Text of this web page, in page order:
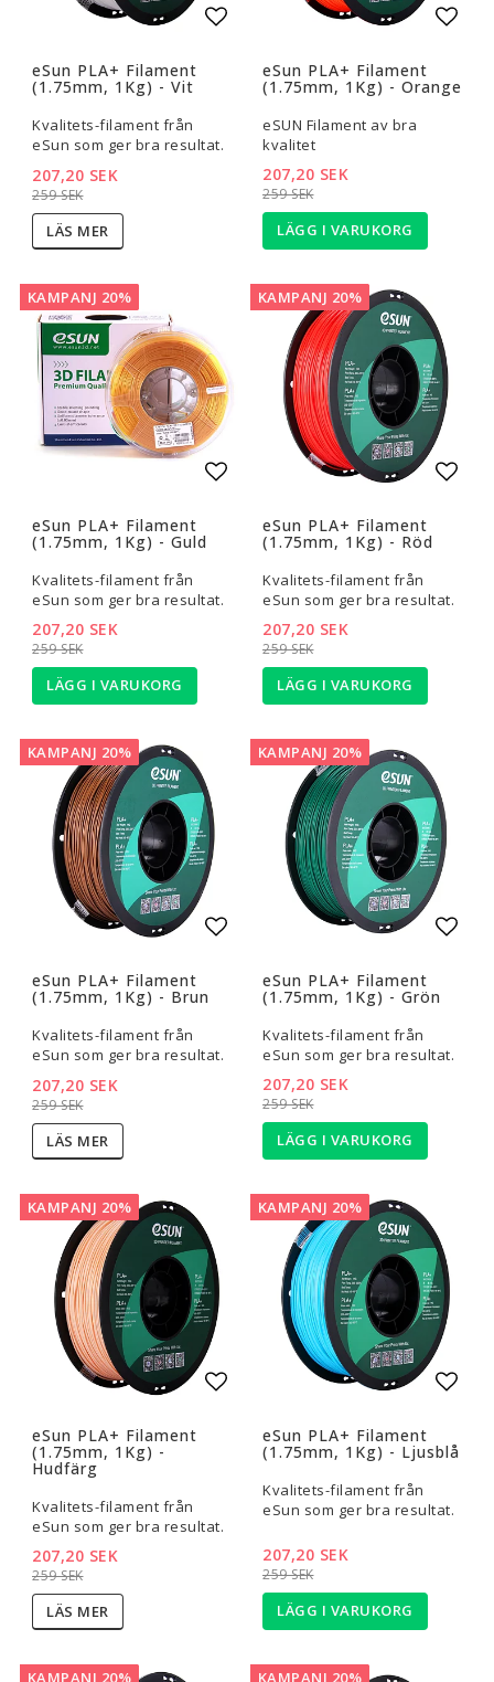
eSun PLA+ Filament
(1.75mm, 1Kg) - Vit
Kvalitets-filament från
eSun som ger bra resultat.
259 SEK
207,20 SEK
LÄS MER
eSun PLA+ Filament
(1.75mm, 1Kg) - Orange
eSUN Filament av bra
kvalitet
259 SEK
207,20 SEK
LÄGG I VARUKORG
KAMPANJ 20%
eSun PLA+ Filament
(1.75mm, 1Kg) - Guld
Kvalitets-filament från
eSun som ger bra resultat.
259 SEK
207,20 SEK
LÄGG I VARUKORG
KAMPANJ 20%
eSun PLA+ Filament
(1.75mm, 1Kg) - Röd
Kvalitets-filament från
eSun som ger bra resultat.
259 SEK
207,20 SEK
LÄGG I VARUKORG
KAMPANJ 20%
eSun PLA+ Filament
(1.75mm, 1Kg) - Brun
Kvalitets-filament från
eSun som ger bra resultat.
259 SEK
207,20 SEK
LÄS MER
KAMPANJ 20%
eSun PLA+ Filament
(1.75mm, 1Kg) - Grön
Kvalitets-filament från
eSun som ger bra resultat.
259 SEK
207,20 SEK
LÄGG I VARUKORG
KAMPANJ 20%
eSun PLA+ Filament
(1.75mm, 1Kg) -
Hudfärg
Kvalitets-filament från
eSun som ger bra resultat.
259 SEK
207,20 SEK
LÄS MER
KAMPANJ 20%
eSun PLA+ Filament
(1.75mm, 1Kg) - Ljusblå
Kvalitets-filament från
eSun som ger bra resultat.
259 SEK
207,20 SEK
LÄGG I VARUKORG
KAMPANJ 20% KAMPANJ 20%